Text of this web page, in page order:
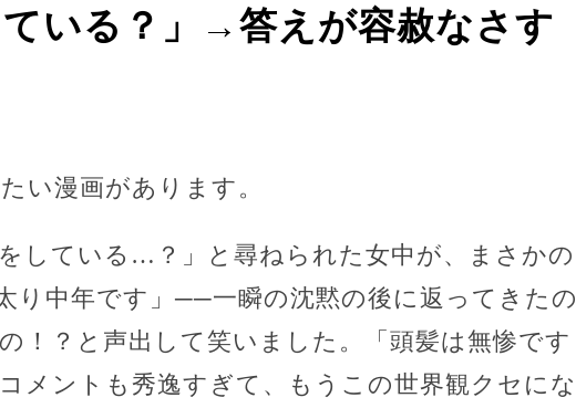
ている？」→答えが容赦なさす
い漫画があります。
している…？」と尋ねられた女中が、まさかの
り中年です」──一瞬の沈黙の後に返ってきたの
！？と声出して笑いました。「頭髪は無惨です
メントも秀逸すぎて、もうこの世界観クセにな